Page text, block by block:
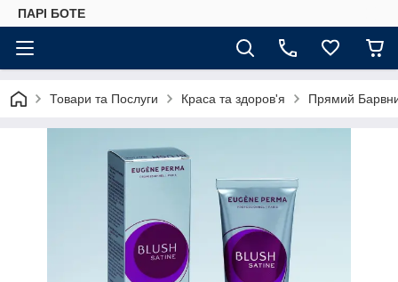
ПАРІ БОТЕ
Товари та Послуги Краса та здоров'я Прямий